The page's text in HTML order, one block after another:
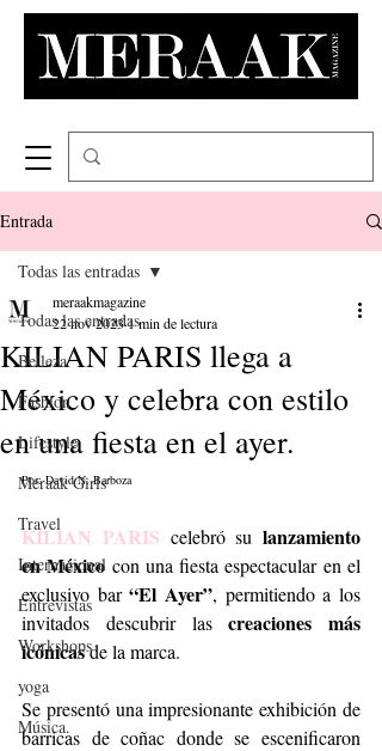
Entrada
Todas las entradas
Belleza
Fashion
Lifestyle
Meraak Girls
Travel
Internacional
Entrevistas
Workshops
yoga
Música.
Todas las entradas
KILIAN PARIS llega a
México y celebra con estilo
en una fiesta en el ayer.
meraakmagazine
22 nov 20231 min de lectura
Por: David N. Barboza
KILIAN PARIS celebró su lanzamiento
en México con una fiesta espectacular en el
exclusivo bar “El Ayer”, permitiendo a los
invitados descubrir las creaciones más
icónicas de la marca.
Se presentó una impresionante exhibición de